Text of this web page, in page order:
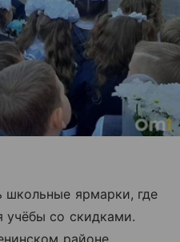
школьные ярмарки, где
учёбы со скидками.